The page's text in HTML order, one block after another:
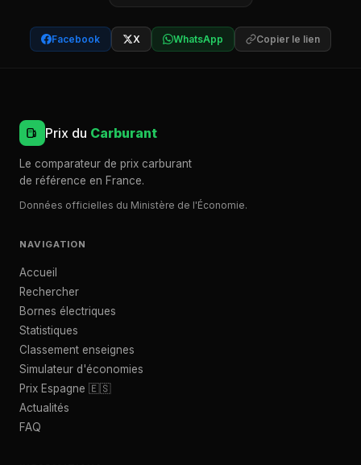
Facebook X WhatsApp Copier le lien
Prix du Carburant
Le comparateur de prix carburant
de référence en France.
Données officielles du Ministère de l'Économie.
NAVIGATION
Accueil
Rechercher
Bornes électriques
Statistiques
Classement enseignes
Simulateur d'économies
Prix Espagne 🇪🇸
Actualités
FAQ